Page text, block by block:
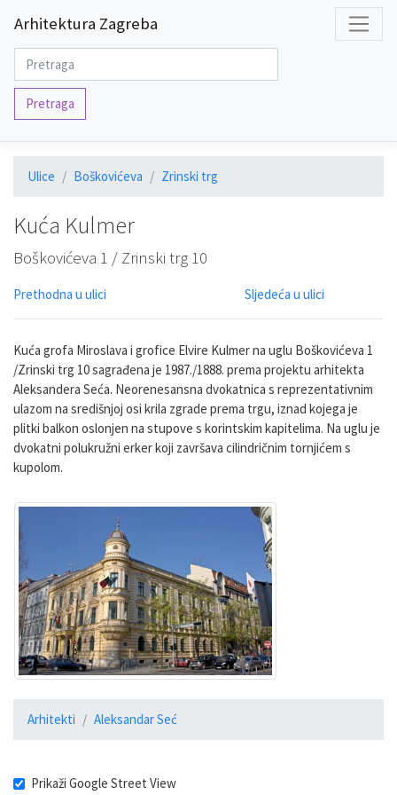
Arhitektura Zagreba
Pretraga
Ulice Boškovićeva Zrinski trg
Kuća Kulmer
Boškovićeva 1 / Zrinski trg 10
Prethodna u ulici Sljedeća u ulici
Kuća grofa Miroslava i grofice Elvire Kulmer na uglu Boškovićeva 1
/Zrinski trg 10 sagrađena je 1987./1888. prema projektu arhitekta
Aleksandera Seća. Neorenesansna dvokatnica s reprezentativnim
ulazom na središnjoj osi krila zgrade prema trgu, iznad kojega je
plitki balkon oslonjen na stupove s korintskim kapitelima. Na uglu je
dvokatni polukružni erker koji završava cilindričnim tornjićem s
kupolom.
Arhitekti Aleksandar Seć
Prikaži Google Street View